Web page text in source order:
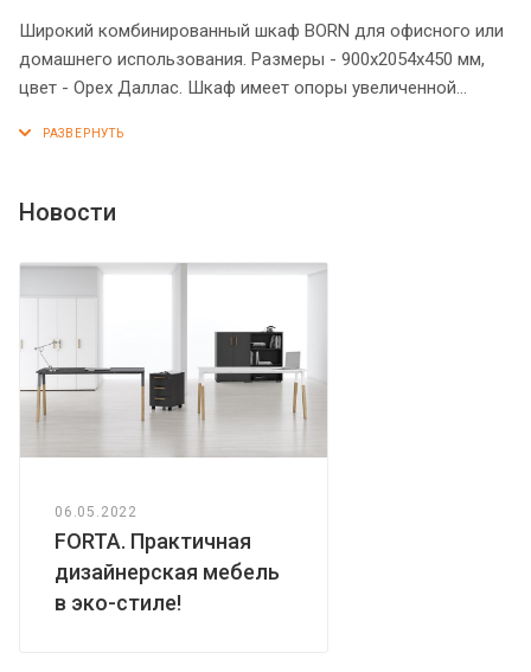
Широкий комбинированный шкаф BORN для офисного или
домашнего использования. Размеры - 900х2054х450 мм,
цвет - Орех Даллас. Шкаф имеет опоры увеличенной
полками, две нижние закрыты дверцами из ЛДСП под
металлической рамкой по краям. На всех дверцах
мм. Регулируемые по высоте опоры обеспечат шкафу
устойчивость на неровном полу.
Новости
06.05.2022
FORTA. Практичная
дизайнерская мебель
в эко-стиле!